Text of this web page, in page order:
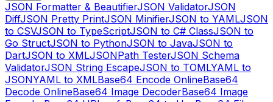
JSON Formatter & BeautifierJSON ValidatorJSON
DiffJSON Pretty PrintJSON MinifierJSON to YAMLJSON
to CSVJSON to TypeScriptJSON to C# ClassJSON to
Go StructJSON to PythonJSON to JavaJSON to
DartJSON to XMLJSONPath TesterJSON Schema
ValidatorJSON String EscapeJSON to TOMLYAML to
JSONYAML to XMLBase64 Encode OnlineBase64
Decode OnlineBase64 Image DecoderBase64 Image